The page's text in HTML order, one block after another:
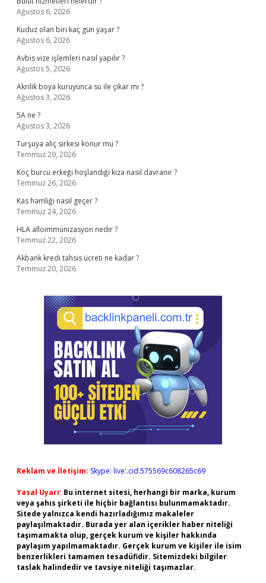
Ağustos 6, 2026
Kuduz olan biri kaç gün yaşar ?
Ağustos 6, 2026
Avbis vize işlemleri nasıl yapılır ?
Ağustos 5, 2026
Akrilik boya kuruyunca su ile çıkar mı ?
Ağustos 3, 2026
5A ne ?
Ağustos 3, 2026
Turşuya alıç sirkesi konur mu ?
Temmuz 29, 2026
Koç burcu erkeği hoşlandığı kıza nasıl davranır ?
Temmuz 26, 2026
Kas hamlığı nasıl geçer ?
Temmuz 24, 2026
HLA alloimmünizasyon nedir ?
Temmuz 22, 2026
Akbank kredi tahsis ücreti ne kadar ?
Temmuz 20, 2026
Reklam ve İletişim: Skype: live:.cid.575569c608265c69
Yasal Uyarı: Bu internet sitesi, herhangi bir marka, kurum
veya şahıs şirketi ile hiçbir bağlantısı bulunmamaktadır.
Sitede yalnızca kendi hazırladığımız makaleler
paylaşılmaktadır. Burada yer alan içerikler haber niteliği
taşımamakta olup, gerçek kurum ve kişiler hakkında
paylaşım yapılmamaktadır. Gerçek kurum ve kişiler ile isim
benzerlikleri tamamen tesadüfidir. Sitemizdeki bilgiler
taslak halindedir ve tavsiye niteliği taşımazlar.